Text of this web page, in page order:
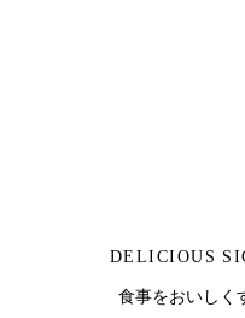
DELICIOUS
食事をおいしく